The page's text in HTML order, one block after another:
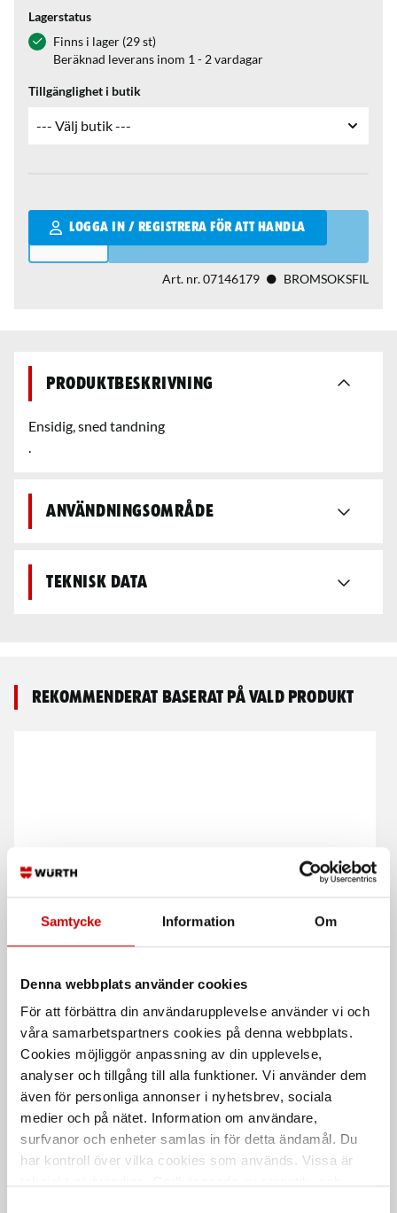
Samtycke Information Om
Denna webbplats använder cookies
För att förbättra din användarupplevelse använder vi och
våra samarbetspartners cookies på denna webbplats.
Cookies möjliggör anpassning av din upplevelse,
analyser och tillgång till alla funktioner. Vi använder dem
även för personliga annonser i nyhetsbrev, sociala
medier och på nätet. Information om användare,
surfvanor och enheter samlas in för detta ändamål. Du
har kontroll över vilka cookies som används. Vissa är
Lagerstatus
Finns i lager (29 st)
Beräknad leverans inom 1 - 2 vardagar
Tillgänglighet i butik
LOGGA IN / REGISTRERA FÖR ATT HANDLA
Qantity
Art. nr.07146179 BROMSOKSFIL
Produktbeskrivning
Ensidig, sned tandning
.
Användningsområde
Teknisk data
Rekommenderat baserat på vald produkt
Stålborste
Smalt utförande
Skruvmejsel spår,
Planskavstål Bahco Verkstadsfil